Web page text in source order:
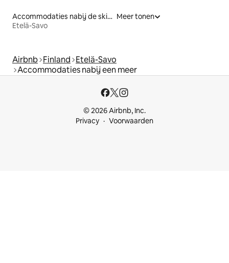
Accommodaties nabij de skipiste
Etelä-Savo
Meer tonen
Airbnb Finland Etelä-Savo
Accommodaties nabij een meer
© 2026 Airbnb, Inc.
Privacy
Voorwaarden